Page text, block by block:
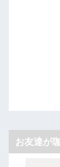
お友達が